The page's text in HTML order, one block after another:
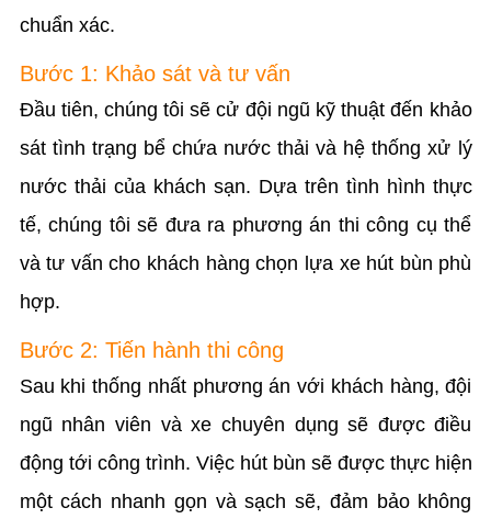
chuẩn xác.
Bước 1: Khảo sát và tư vấn
Đầu tiên, chúng tôi sẽ cử đội ngũ kỹ thuật đến khảo
sát tình trạng bể chứa nước thải và hệ thống xử lý
nước thải của khách sạn. Dựa trên tình hình thực
tế, chúng tôi sẽ đưa ra phương án thi công cụ thể
và tư vấn cho khách hàng chọn lựa xe hút bùn phù
hợp.
Bước 2: Tiến hành thi công
Sau khi thống nhất phương án với khách hàng, đội
ngũ nhân viên và xe chuyên dụng sẽ được điều
động tới công trình. Việc hút bùn sẽ được thực hiện
một cách nhanh gọn và sạch sẽ, đảm bảo không